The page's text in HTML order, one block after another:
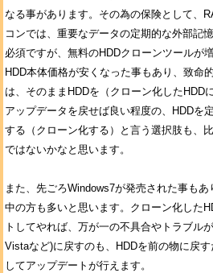
なる事があります。その為の保険として、
コンでは、重要なデータの定期的な外部記
必須ですが、無料のHDDクローンツールが
HDD本体価格が安くなった事もあり、致命
は、そのままHDDを（クローン化したHDD
アップデータを戻せば良い程度の、HDDを
する（クローン化する）と言う選択肢も、
ではないかなと思います。
また、先ごろWindows7が発売された事も
中の方も多いと思います。クローン化した
トしてやれば、万が一の不具合やトラブル
Vistaなど)に戻すのも、HDDを前の物に戻
してアップデートが行えます。